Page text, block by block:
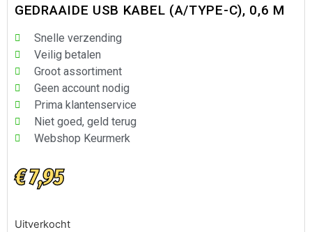
GEDRAAIDE USB KABEL (A/TYPE-C), 0,6 M
Snelle verzending
Veilig betalen
Groot assortiment
Geen account nodig
Prima klantenservice
Niet goed, geld terug
Webshop Keurmerk
€7,95
Uitverkocht